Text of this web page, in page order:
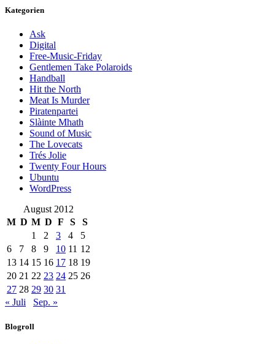
Kategorien
Ask
Digital
Free-Music-Friday
Gentlemen Take Polaroids
Handball
Hit the North
Meat Is Murder
Piratenpartei
Slàinte Mhath
Sound of Music
The Lovecats
Trés Jolie
Twenty Four Hours
Ubuntu
WordPress
August 2012
M D M D F S
S
1
2 3 4
5
6
7 8 9 10 11 12
13 14 15 16 17 18 19
20 21 22 23 24 25 26
27 28 29 30 31
« Juli
Sep. »
Blogroll